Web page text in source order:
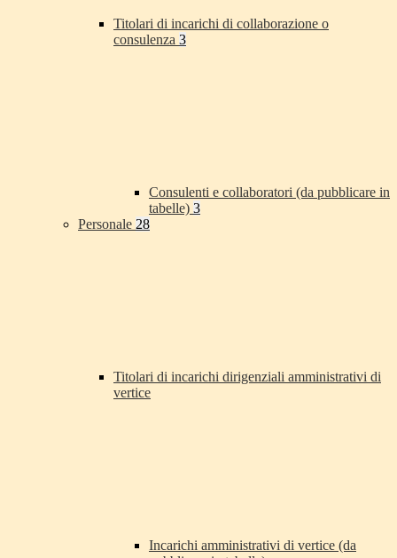
Titolari di incarichi di collaborazione o
consulenza 3
Consulenti e collaboratori (da pubblicare in
tabelle) 3
Personale 28
Titolari di incarichi dirigenziali amministrativi di
vertice
Incarichi amministrativi di vertice (da